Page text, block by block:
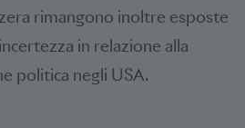
rimangono inoltre esposte
in relazione alla
politica negli USA.